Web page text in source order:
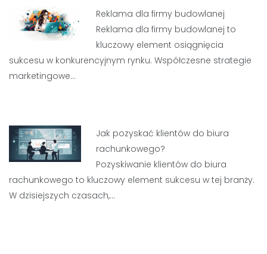
Reklama dla firmy budowlanej
Reklama dla firmy budowlanej to
kluczowy element osiągnięcia
sukcesu w konkurencyjnym rynku. Współczesne strategie
marketingowe…
Jak pozyskać klientów do biura
rachunkowego?
Pozyskiwanie klientów do biura
rachunkowego to kluczowy element sukcesu w tej branży.
W dzisiejszych czasach,…